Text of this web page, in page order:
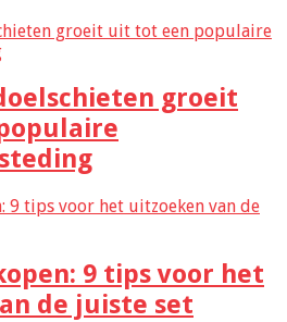
groeit
9 tips voor het
de juiste set